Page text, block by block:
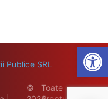
©
Toate
Publice SRL